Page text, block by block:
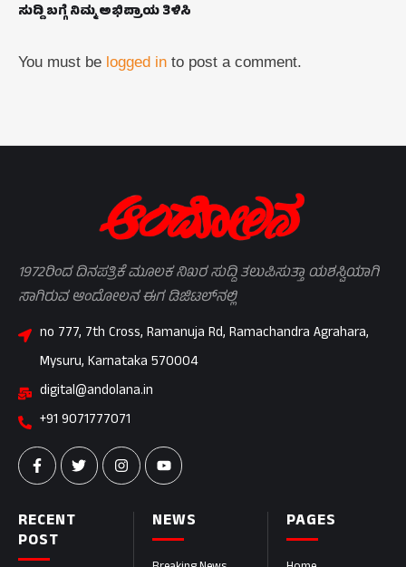
ಸುದ್ದಿ ಬಗ್ಗೆ ನಿಮ್ಮ ಅಭಿಪ್ರಾಯ ತಿಳಿಸಿ
You must be logged in to post a comment.
PAGES
NEWS
RECENT
POST
1972ರಿಂದ ದಿನಪತ್ರಿಕೆ ಮೂಲಕ ನಿಖರ ಸುದ್ದಿ ತಲುಪಿಸುತ್ತಾ ಯಶಸ್ವಿಯಾಗಿ
ಸಾಗಿರುವ ಆಂದೋಲನ ಈಗ ಡಿಜಿಟಲ್‌ನಲ್ಲಿ
no 777, 7th Cross, Ramanuja Rd, Ramachandra Agrahara,
Mysuru, Karnataka 570004
digital@andolana.in
+91 9071777071